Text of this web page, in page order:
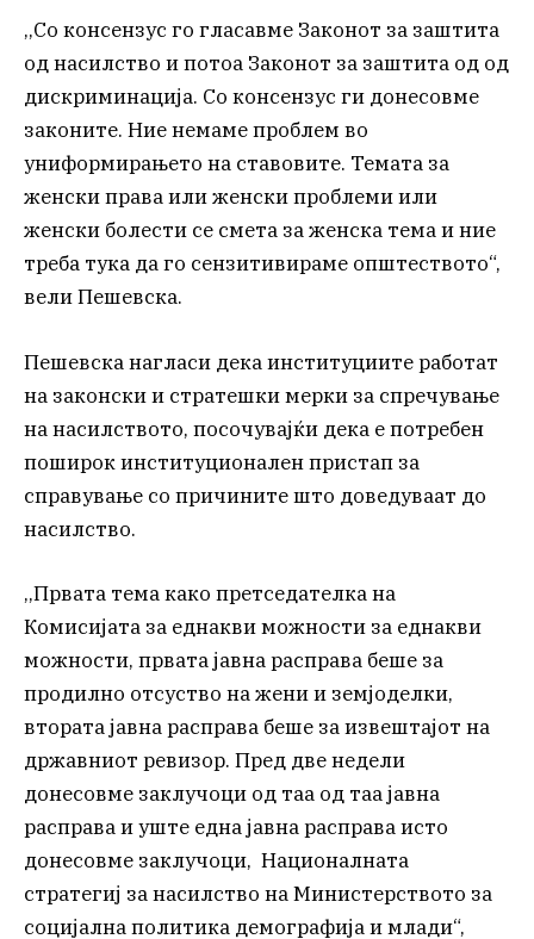
,,Со консензус го гласавме Законот за заштита
од насилство и потоа Законот за заштита од од
дискриминација. Со консензус ги донесовме
законите. Ние немаме проблем во
униформирањето на ставовите. Темата за
женски права или женски проблеми или
женски болести се смета за женска тема и ние
треба тука да го сензитивираме општеството“,
вели Пешевска.
Пешевска нагласи дека институциите работат
на законски и стратешки мерки за спречување
на насилството, посочувајќи дека е потребен
поширок институционален пристап за
справување со причините што доведуваат до
насилство.
,,Првата тема како претседателка на
Комисијата за еднакви можности за еднакви
можности, првата јавна расправа беше за
продилно отсуство на жени и земјоделки,
втората јавна расправа беше за извештајот на
државниот ревизор. Пред две недели
донесовме заклучоци од таа од таа јавна
расправа и уште една јавна расправа исто
донесовме заклучоци, Националната
стратегиј за насилство на Министерството за
социјална политика демографија и млади“,